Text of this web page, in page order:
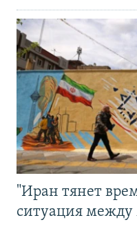
"Иран тянет
ситуация